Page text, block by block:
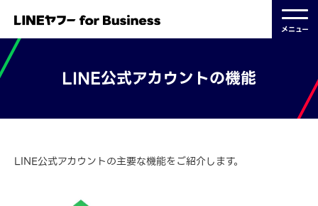
メニュー
LINE公式アカウントの機能
LINE公式アカウントの主要な機能をご紹介します。